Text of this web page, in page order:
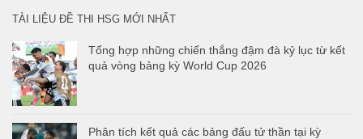
TÀI LIỆU ĐỀ THI HSG MỚI NHẤT
Tổng hợp những chiến thắng đậm đà kỷ lục từ kết
quả vòng bảng kỳ World Cup 2026
Phân tích kết quả các bảng đấu tử thần tại kỳ